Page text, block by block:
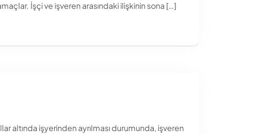
İşçi ve işveren arasındaki ilişkinin sona […]
altında işyerinden ayrılması durumunda, işveren